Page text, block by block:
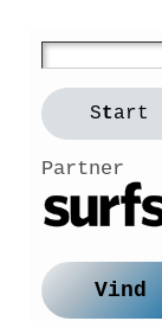
Start
Partner
Vind